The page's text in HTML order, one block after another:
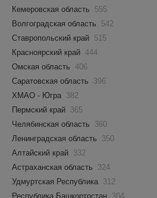
Кемеровская область
555
Волгоградская область
542
Ставропольский край 515
Красноярский край 444
Омская область 406
Саратовская область
396
ХМАО - Югра 382
Пермский край 365
Челябинская область
360
Ленинградская область
350
Алтайский край 332
Астраханская область
324
Удмуртская Республика 312
Республика Башкортостан 304